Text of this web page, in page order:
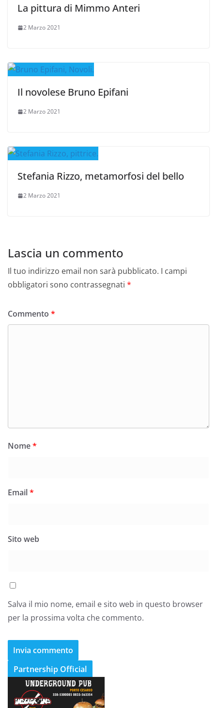
La pittura di Mimmo Anteri
2 Marzo 2021
Il novolese Bruno Epifani
2 Marzo 2021
Stefania Rizzo, metamorfosi del bello
2 Marzo 2021
Lascia un commento
Il tuo indirizzo email non sarà pubblicato. I campi
obbligatori sono contrassegnati *
Commento *
Nome*
Email*
Sito web
Salva il mio nome, email e sito web in questo browser
per la prossima volta che commento.
Partnership Official